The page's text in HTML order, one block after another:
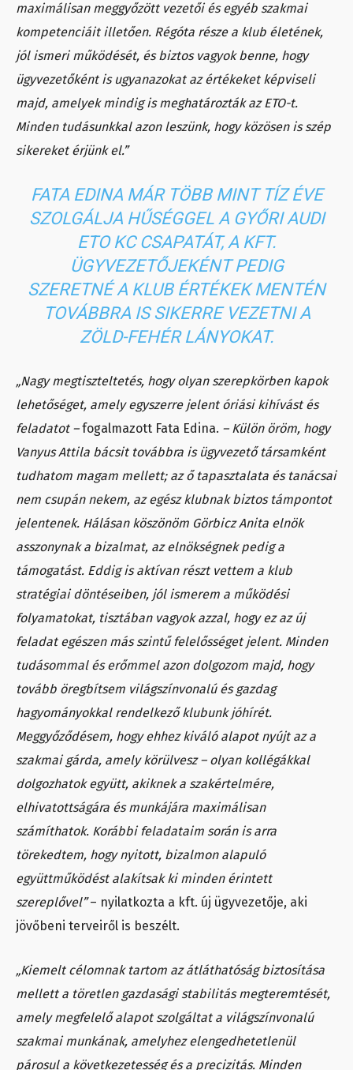
maximálisan meggyőzött vezetői és egyéb szakmai
kompetenciáit illetően. Régóta része a klub életének,
jól ismeri működését, és biztos vagyok benne, hogy
ügyvezetőként is ugyanazokat az értékeket képviseli
majd, amelyek mindig is meghatározták az ETO-t.
Minden tudásunkkal azon leszünk, hogy közösen is szép
sikereket érjünk el.”
FATA EDINA MÁR TÖBB MINT TÍZ ÉVE
SZOLGÁLJA HŰSÉGGEL A GYŐRI AUDI
ETO KC CSAPATÁT, A KFT.
ÜGYVEZETŐJEKÉNT PEDIG
SZERETNÉ A KLUB ÉRTÉKEK MENTÉN
TOVÁBBRA IS SIKERRE VEZETNI A
ZÖLD-FEHÉR LÁNYOKAT.
„Nagy megtiszteltetés, hogy olyan szerepkörben kapok
lehetőséget, amely egyszerre jelent óriási kihívást és
feladatot –fogalmazott Fata Edina. – Külön öröm, hogy
Vanyus Attila bácsit továbbra is ügyvezető társamként
tudhatom magam mellett; az ő tapasztalata és tanácsai
nem csupán nekem, az egész klubnak biztos támpontot
jelentenek. Hálásan köszönöm Görbicz Anita elnök
asszonynak a bizalmat, az elnökségnek pedig a
támogatást. Eddig is aktívan részt vettem a klub
stratégiai döntéseiben, jól ismerem a működési
folyamatokat, tisztában vagyok azzal, hogy ez az új
feladat egészen más szintű felelősséget jelent. Minden
tudásommal és erőmmel azon dolgozom majd, hogy
tovább öregbítsem világszínvonalú és gazdag
hagyományokkal rendelkező klubunk jóhírét.
Meggyőződésem, hogy ehhez kiváló alapot nyújt az a
szakmai gárda, amely körülvesz – olyan kollégákkal
dolgozhatok együtt, akiknek a szakértelmére,
elhivatottságára és munkájára maximálisan
számíthatok. Korábbi feladataim során is arra
törekedtem, hogy nyitott, bizalmon alapuló
együttműködést alakítsak ki minden érintett
szereplővel”– nyilatkozta a kft. új ügyvezetője, aki
jövőbeni terveiről is beszélt.
„Kiemelt célomnak tartom az átláthatóság biztosítása
mellett a töretlen gazdasági stabilitás megteremtését,
amely megfelelő alapot szolgáltat a világszínvonalú
szakmai munkának, amelyhez elengedhetetlenül
párosul a következetesség és a precizitás. Minden